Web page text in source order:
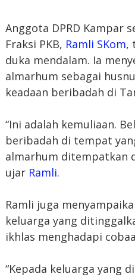
Anggota DPRD Kampar
Fraksi PKB, Ramli SKom,
duka mendalam. Ia
almarhum sebagai
keadaan beribadah di
“Ini adalah kemuliaan.
beribadah di tempat
almarhum ditempatkan
ujar Ramli.
Ramli juga
keluarga yang
ikhlas menghadapi
“Kepada keluarga yang